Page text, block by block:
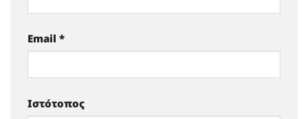
Email *
Ιστότοπος